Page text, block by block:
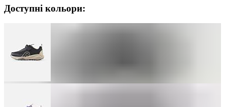
Доступні кольори: